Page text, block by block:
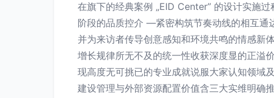
在旗下的经典案例 „EID Center” 的设计实施
阶段的品质控介 —紧密构筑节奏动线的相互通
并为来访者传导创意感知和环境共鸣的情感新
增长规律所无不及的统一性收获深度显的正溢
现高度无可挑已的专业成就说服大家认知领域
建设管理与外部资源配置价值含三大实维明确